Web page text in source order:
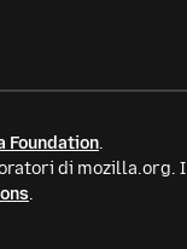
Foundation.
di mozilla.org. I
.